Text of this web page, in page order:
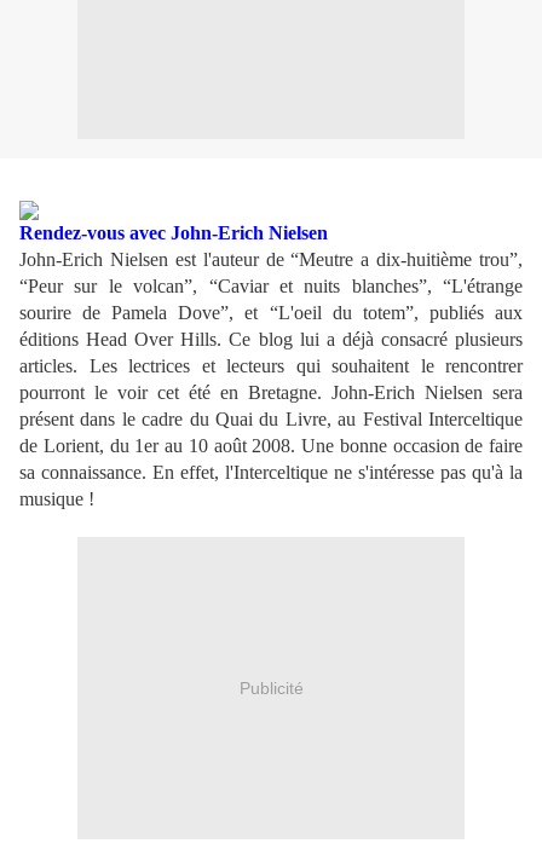
Rendez-vous avec John-Erich Nielsen
John-Erich Nielsen est l'auteur de “Meutre a dix-huitième trou”,
“Peur sur le volcan”, “Caviar et nuits blanches”, “L'étrange
sourire de Pamela Dove”, et “L'oeil du totem”, publiés aux
éditions Head Over Hills. Ce blog lui a déjà consacré plusieurs
articles. Les lectrices et lecteurs qui souhaitent le rencontrer
pourront le voir cet été en Bretagne. John-Erich Nielsen sera
présent dans le cadre du Quai du Livre, au Festival Interceltique
de Lorient, du 1er au 10 août 2008. Une bonne occasion de faire
sa connaissance. En effet, l'Interceltique ne s'intéresse pas qu'à la
musique !
Publicité